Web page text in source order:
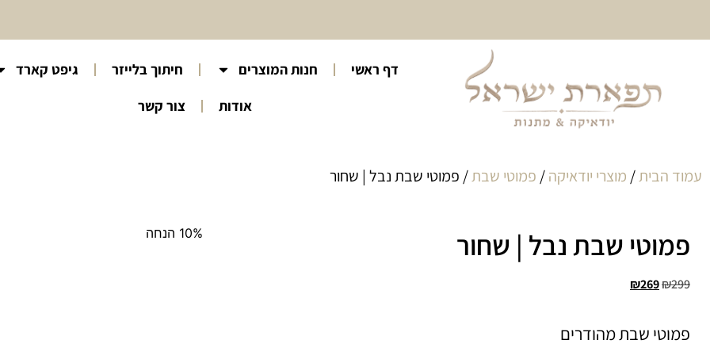
10% הנחה על כל קטגוריית
כיסוי לטלית ולתפילין דף ראשי חנות המוצרים חיתוך בלייזר
גיפט קארד
אודות
צור קשר
עמוד הבית/ מוצרי יודאיקה/ פמוטי שבת/ פמוטי שבת נבל | שחור
פמוטי שבת נבל | שחור
₪299
₪269
פמוטי שבת מהודרים
10% הנחה